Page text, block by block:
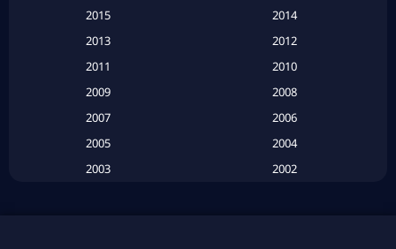
2015
2014
2013
2012
2011
2010
2009
2008
2007
2006
2005
2004
2003
2002